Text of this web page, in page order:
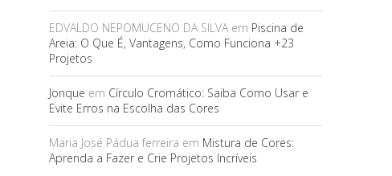
EDVALDO NEPOMUCENO DA SILVAem Piscina de
Areia: O Que É, Vantagens, Como Funciona +23
Projetos
Jonque em Círculo Cromático: Saiba Como Usar e
Evite Erros na Escolha das Cores
Maria José Pádua ferreira em Mistura de Cores:
Aprenda a Fazer e Crie Projetos Incríveis